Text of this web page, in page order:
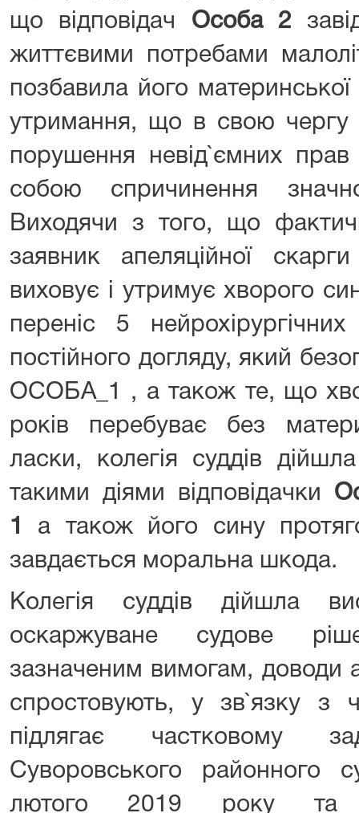
що відповідач Особа 2
життєвими потребами
позбавила його материнської
утримання, що в свою чергу
порушення невід`ємних
собою спричинення
Виходячи з того, що
заявник апеляційної
виховує і утримує хворого
переніс 5
постійного догляду, який
ОСОБА_1 , а також те, що
років перебуває без
ласки, колегія суддів
такими діями відповідачки
1
а також його сину
завдається моральна шкода.
Колегія суддів дійшла
оскаржуване судове
зазначеним вимогам, доводи
спростовують, у зв`язку з
підлягає частковому
Суворовського
лютого 2019 року та